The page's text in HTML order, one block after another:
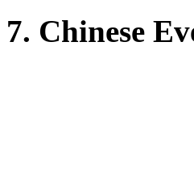
7. Chinese